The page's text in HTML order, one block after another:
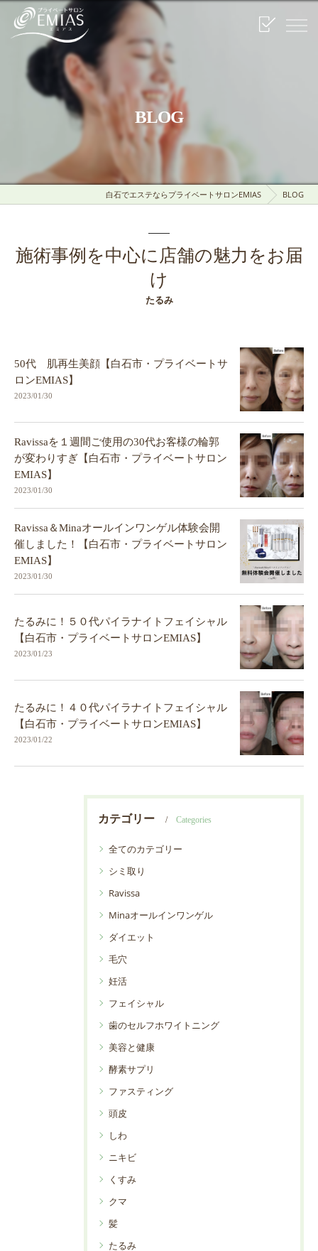
BLOG
白石でエステならプライベートサロンEMIAS BLOG
施術事例を中心に店舗の魅力をお届
け
たるみ
50代 肌再生美顔【白石市・プライベートサ
ロンEMIAS】
2023/01/30
Ravissaを１週間ご使用の30代お客様の輪郭
が変わりすぎ【白石市・プライベートサロン
EMIAS】
2023/01/30
Ravissa＆Minaオールインワンゲル体験会開
催しました！【白石市・プライベートサロン
EMIAS】
2023/01/30
たるみに！５０代パイラナイトフェイシャル
【白石市・プライベートサロンEMIAS】
2023/01/23
たるみに！４０代パイラナイトフェイシャル
【白石市・プライベートサロンEMIAS】
2023/01/22
カテゴリー Categories
全てのカテゴリー
シミ取り
Ravissa
Minaオールインワンゲル
ダイエット
毛穴
妊活
フェイシャル
歯のセルフホワイトニング
美容と健康
酵素サプリ
ファスティング
頭皮
しわ
ニキビ
くすみ
クマ
髪
たるみ